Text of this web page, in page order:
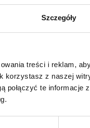
Szczegóły
treści i reklam,
korzystasz z naszej
połączyć te informacje
chcesz
w rozwoju firmy.
na szkolenie.
poddawać się sile
co zrobić, by zmienić